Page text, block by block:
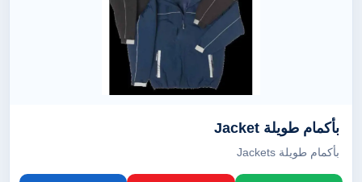
بأكمام طويلة Jacket
بأكمام طويلة Jackets